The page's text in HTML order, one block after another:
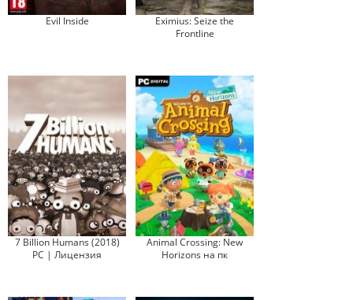
Evil Inside
Eximius: Seize the
Frontline
7 Billion Humans (2018)
PC | Лицензия
Animal Crossing: New
Horizons на пк